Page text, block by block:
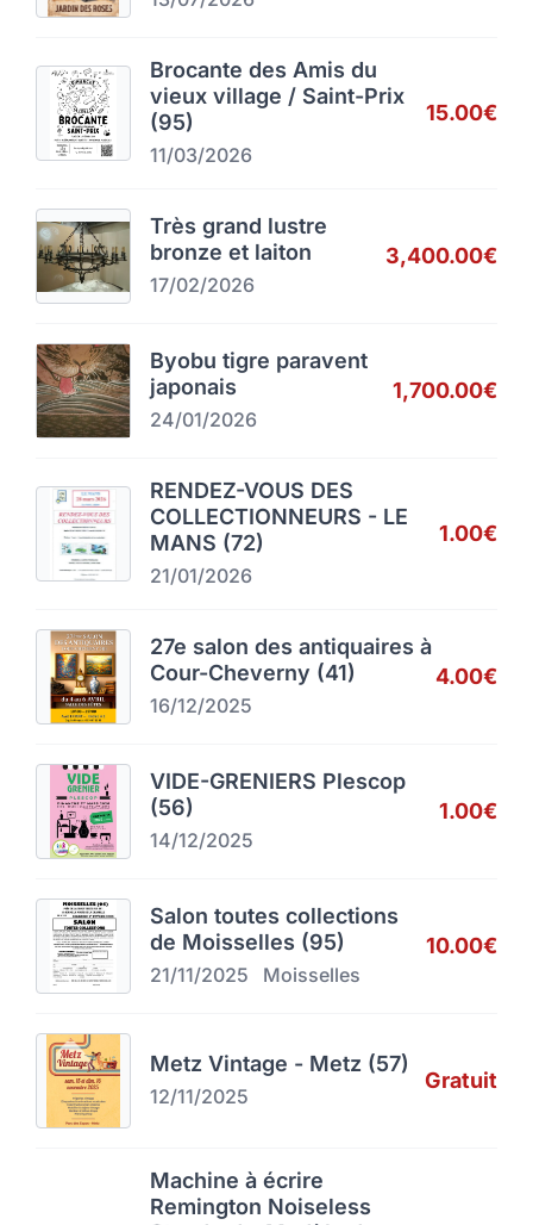
Brocante des Amis du
vieux village / Saint-Prix
(95)
11/03/2026
15.00€
Très grand lustre
bronze et laiton
17/02/2026
3,400.00€
Byobu tigre paravent
japonais
24/01/2026
1,700.00€
RENDEZ-VOUS DES
COLLECTIONNEURS - LE
MANS (72)
21/01/2026
1.00€
27e salon des antiquaires à
Cour-Cheverny (41)
16/12/2025
4.00€
VIDE-GRENIERS Plescop
(56)
14/12/2025
1.00€
Salon toutes collections
de Moisselles (95)
21/11/2025 Moisselles
10.00€
Metz Vintage - Metz (57)
12/11/2025
Gratuit
Machine à écrire
Remington Noiseless